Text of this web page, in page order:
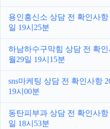
용인흥신소 상담 전 확인사항
일 19시25분
하남하수구막힘 상담 전 확인
월29일 19시15분
sns마케팅 상담 전 확인사항
19시00분
동탄피부과 상담 전 확인사항
일 18시53분